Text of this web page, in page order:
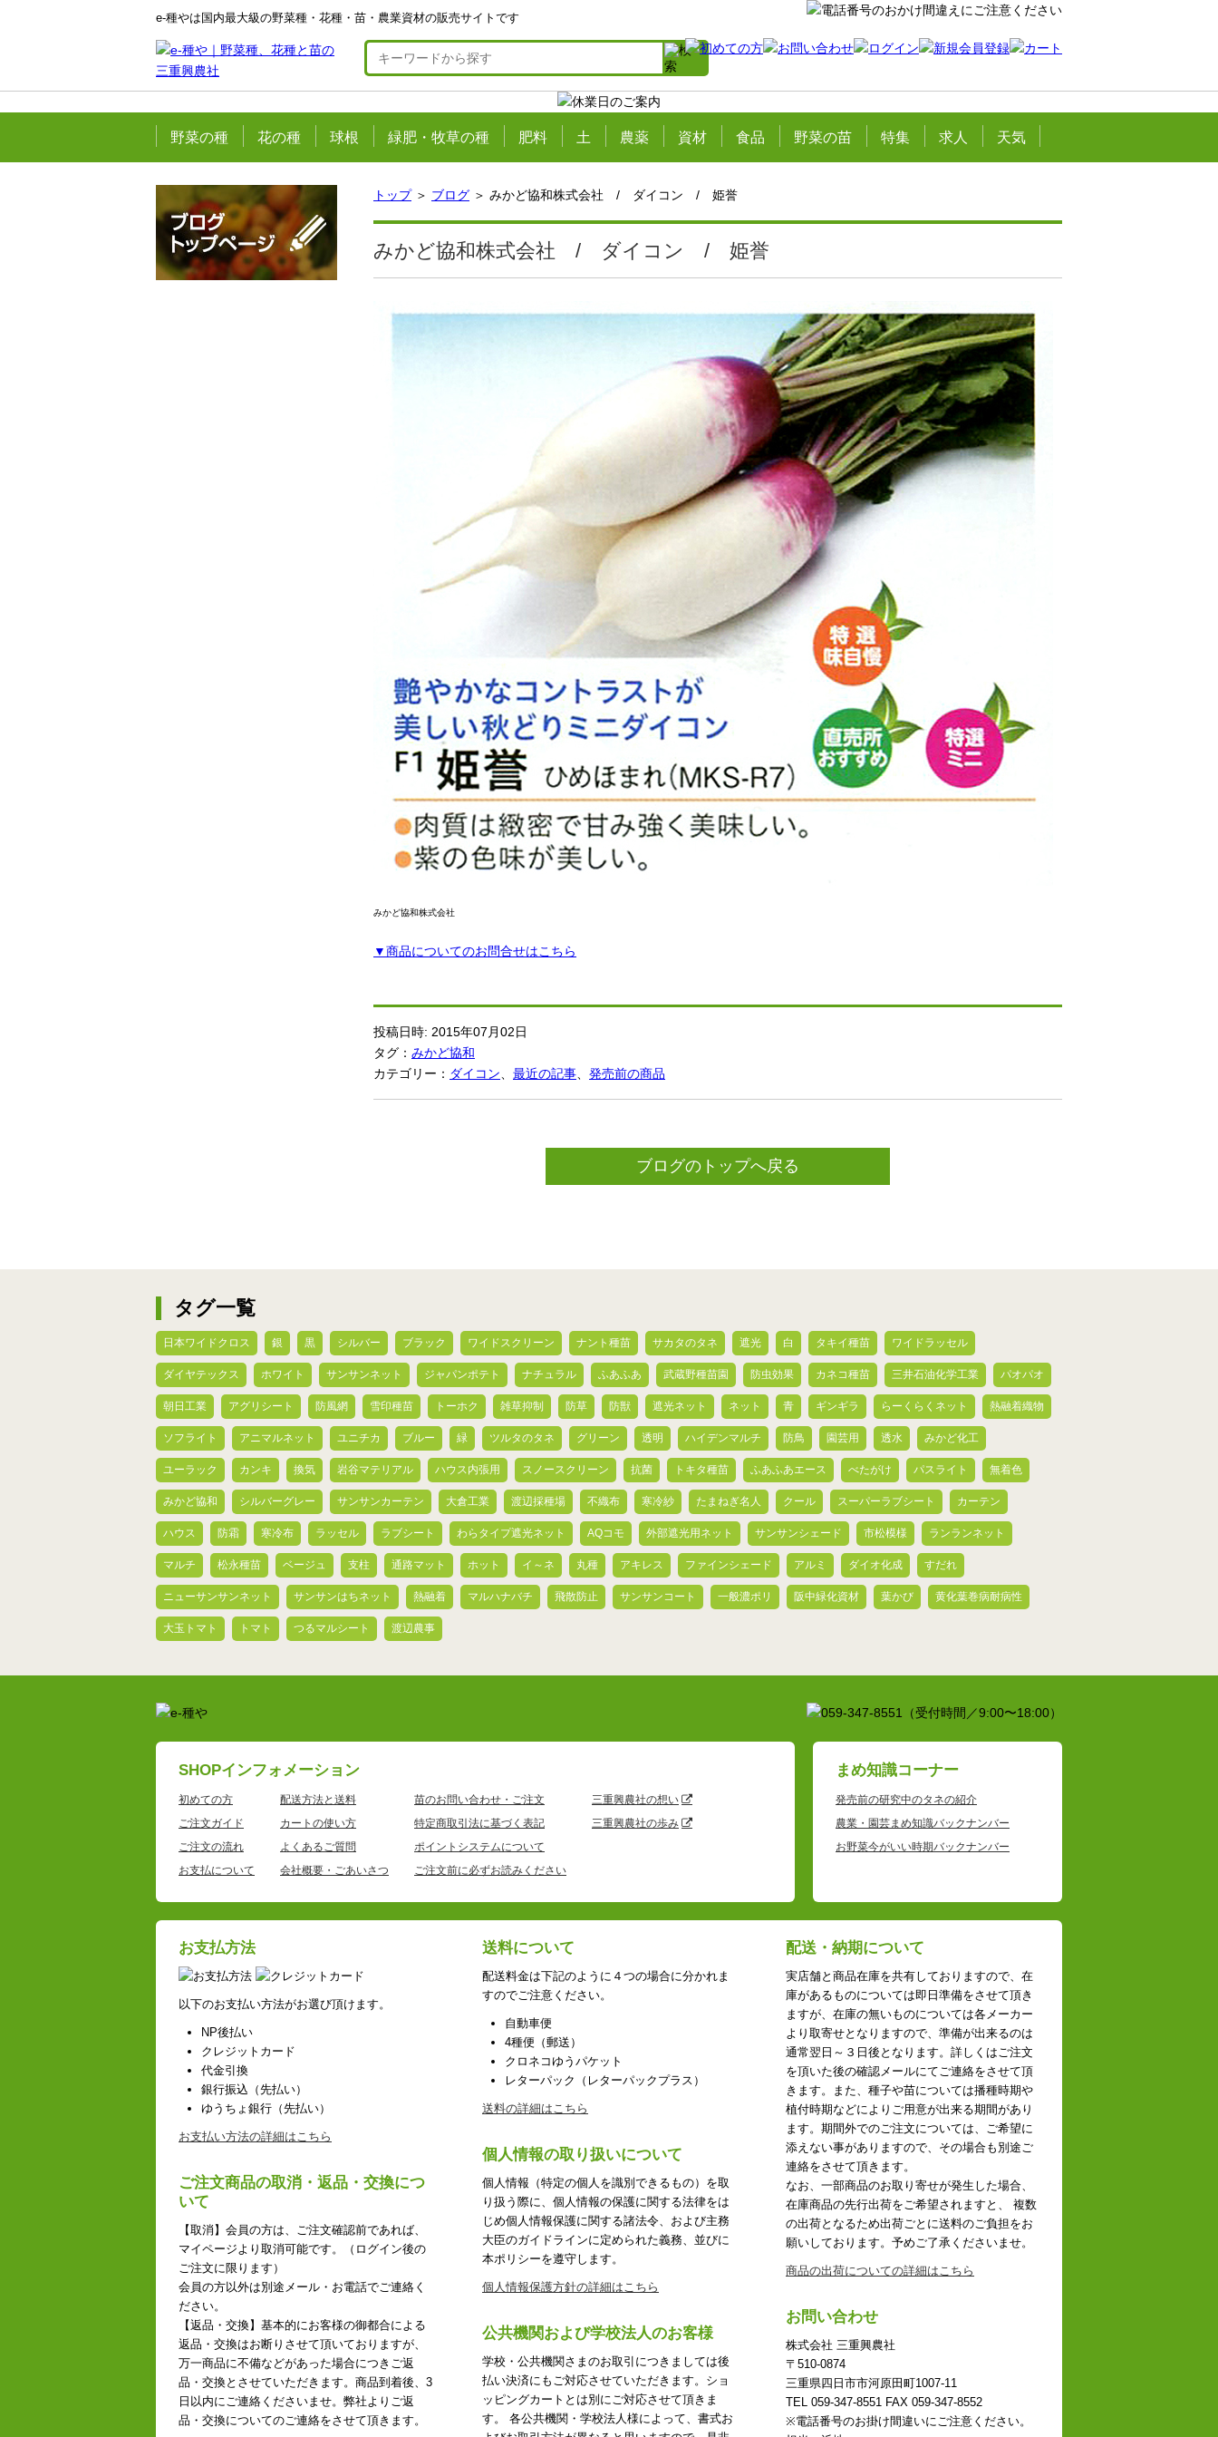
e-種やは国内最大級の野菜種・花種・苗・農業資材の販売サイトです
野菜の種 花の種 球根 緑肥・牧草の種 肥料 土 農薬 資材 食品 野菜の苗 特集 求人 天気
トップ＞ ブログ ＞ みかど協和株式会社 / ダイコン / 姫誉
みかど協和株式会社 / ダイコン / 姫誉
みかど協和株式会社
▼商品についてのお問合せはこちら
投稿日時: 2015年07月02日
タグ： みかど協和
カテゴリー： ダイコン 最近の記事 発売前の商品
ブログのトップへ戻る
タグ一覧
日本ワイドクロス 銀 黒 シルバー ブラック ワイドスクリーン ナント種苗 サカタのタネ 遮光 白 タキイ種苗 ワイドラッセル
ダイヤテックス ホワイト サンサンネット ジャパンポテト ナチュラル ふあふあ 武蔵野種苗園 防虫効果 カネコ種苗 三井石油化学工業 パオパオ
朝日工業 アグリシート 防風網 雪印種苗 トーホク 雑草抑制 防草 防獣 遮光ネット ネット 青 ギンギラ らーくらくネット 熱融着織物
ソフライト アニマルネット ユニチカ ブルー 緑 ツルタのタネ グリーン 透明 ハイデンマルチ 防鳥 園芸用 透水 みかど化工
ユーラック カンキ 換気 岩谷マテリアル ハウス内張用 スノースクリーン 抗菌 トキタ種苗 ふあふあエース べたがけ パスライト 無着色
みかど協和 シルバーグレー サンサンカーテン 大倉工業 渡辺採種場 不織布 寒冷紗 たまねぎ名人 クール スーパーラブシート カーテン
ハウス 防霜 寒冷布 ラッセル ラブシート わらタイプ遮光ネット AQコモ 外部遮光用ネット サンサンシェード 市松模様 ランランネット
マルチ 松永種苗 ベージュ 支柱 通路マット ホット イ～ネ 丸種 アキレス ファインシェード アルミ ダイオ化成 すだれ
ニューサンサンネット サンサンはちネット 熱融着 マルハナバチ 飛散防止 サンサンコート 一般濃ポリ 阪中緑化資材 葉かび 黄化葉巻病耐病性
大玉トマト トマト つるマルシート 渡辺農事
SHOPインフォメーション
初めての方
ご注文ガイド
ご注文の流れ
お支払について
配送方法と送料
カートの使い方
よくあるご質問
会社概要・ごあいさつ
苗のお問い合わせ・ご注文
特定商取引法に基づく表記
ポイントシステムについて
ご注文前に必ずお読みください
三重興農社の想い
三重興農社の歩み
まめ知識コーナー
発売前の研究中のタネの紹介
農業・園芸まめ知識バックナンバー
お野菜今がいい時期バックナンバー
お支払方法
以下のお支払い方法がお選び頂けます。
NP後払い
クレジットカード
代金引換
銀行振込（先払い）
ゆうちょ銀行（先払い）
お支払い方法の詳細はこちら
ご注文商品の取消・返品・交換につ
いて
【取消】会員の方は、ご注文確認前であれば、
マイページより取消可能です。（ログイン後の
ご注文に限ります）
会員の方以外は別途メール・お電話でご連絡く
ださい。
【返品・交換】基本的にお客様の御都合による
返品・交換はお断りさせて頂いておりますが、
万一商品に不備などがあった場合につきご返
品・交換とさせていただきます。商品到着後、3
日以内にご連絡くださいませ。弊社よりご返
品・交換についてのご連絡をさせて頂きます。
送料について
配送料金は下記のように４つの場合に分かれま
すのでご注意ください。
自動車便
4種便（郵送）
クロネコゆうパケット
レターパック（レターパックプラス）
送料の詳細はこちら
個人情報の取り扱いについて
個人情報（特定の個人を識別できるもの）を取
り扱う際に、個人情報の保護に関する法律をは
じめ個人情報保護に関する諸法令、および主務
大臣のガイドラインに定められた義務、並びに
本ポリシーを遵守します。
個人情報保護方針の詳細はこちら
公共機関および学校法人のお客様
学校・公共機関さまのお取引につきましては後
払い決済にもご対応させていただきます。ショ
ッピングカートとは別にご対応させて頂きま
す。 各公共機関・学校法人様によって、書式お
配送・納期について
実店舗と商品在庫を共有しておりますので、在
庫があるものについては即日準備をさせて頂き
ますが、在庫の無いものについては各メーカー
より取寄せとなりますので、準備が出来るのは
通常翌日～３日後となります。詳しくはご注文
を頂いた後の確認メールにてご連絡をさせて頂
きます。また、種子や苗については播種時期や
植付時期などによりご用意が出来る期間があり
ます。期間外でのご注文については、ご希望に
添えない事がありますので、その場合も別途ご
連絡をさせて頂きます。
なお、一部商品のお取り寄せが発生した場合、
在庫商品の先行出荷をご希望されますと、 複数
の出荷となるため出荷ごとに送料のご負担をお
願いしております。予めご了承くださいませ。
商品の出荷についての詳細はこちら
お問い合わせ
株式会社 三重興農社
〒510-0874
三重県四日市市河原田町1007-11
TEL 059-347-8551 FAX 059-347-8552
※電話番号のお掛け間違いにご注意ください。